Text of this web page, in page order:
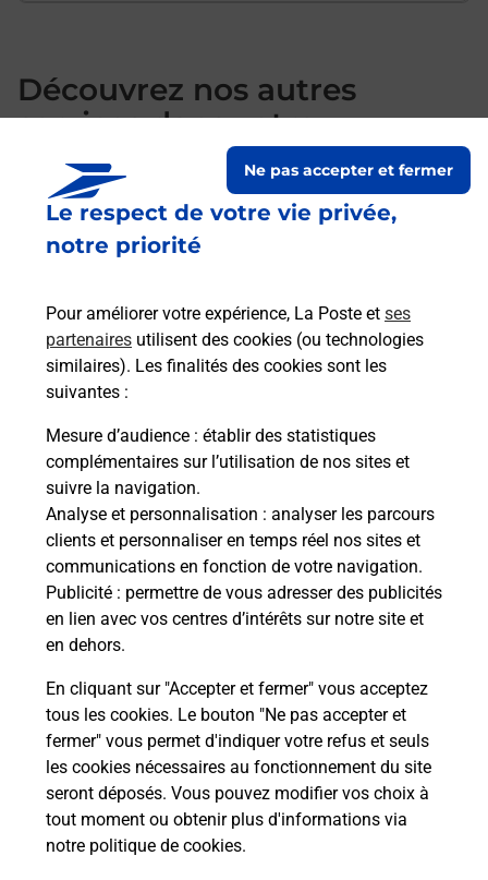
Le respect de votre vie privée,
notre priorité
Pour améliorer votre expérience, La Poste et ses
partenaires utilisent des cookies (ou technologies
similaires). Les finalités des cookies sont les
suivantes :
Mesure d’audience : établir des statistiques
complémentaires sur l’utilisation de nos sites et
suivre la navigation.
Analyse et personnalisation : analyser les parcours
clients et personnaliser en temps réel nos sites et
communications en fonction de votre navigation.
Publicité : permettre de vous adresser des publicités
en lien avec vos centres d’intérêts sur notre site et
en dehors.
En cliquant sur "Accepter et fermer" vous acceptez
tous les cookies. Le bouton "Ne pas accepter et
fermer" vous permet d'indiquer votre refus et seuls
les cookies nécessaires au fonctionnement du site
seront déposés. Vous pouvez modifier vos choix à
tout moment ou obtenir plus d'informations via
notre politique de cookies.
Ne pas accepter et fermer
Découvrez nos autres
services dans votre
commune Montmirail
S'inscrire au code de la route
Vous cherchez à passer votre code de la route auto
ou moto dans la commune Montmirail ? Découvrez
toutes nos solutions.
En savoir plus
Localiser Liste
Liste - téléassistance
Marne - téléassistance
Montmirail - téléassistance